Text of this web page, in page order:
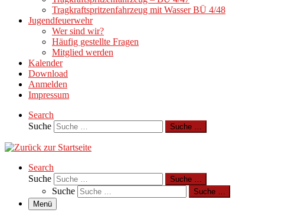
Tragkraftspritzenfahrzeug mit Wasser BÜ 4/48
Jugendfeuerwehr
Wer sind wir?
Häufig gestellte Fragen
Mitglied werden
Kalender
Download
Anmelden
Impressum
Search
Suche
Suche …
Search
Suche
Suche …
Suche
Suche …
Menü